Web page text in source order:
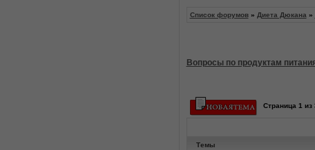
Список форумов» Диета Дюкана »
Вопросы по продуктам
Страница 1 из
Темы